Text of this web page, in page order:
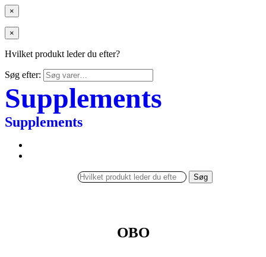
×
×
Hvilket produkt leder du efter?
Søg efter:
Supplements
Supplements
Søg
OBO